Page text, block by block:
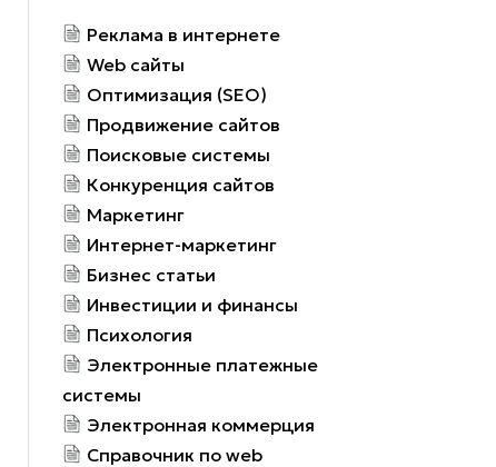
Реклама в интернете
Web сайты
Оптимизация (SEO)
Продвижение сайтов
Поисковые системы
Конкуренция сайтов
Маркетинг
Интернет-маркетинг
Бизнес статьи
Инвестиции и финансы
Психология
Электронные платежные
системы
Электронная коммерция
Справочник по web